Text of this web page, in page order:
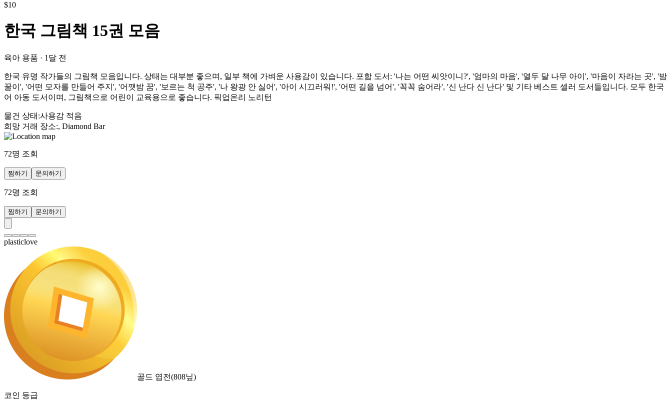
$10
한국 그림책 15권 모음
육아 용품 · 1달 전
한국 유명 작가들의 그림책 모음입니다. 상태는 대부분 좋으며, 일부 책에 가벼운 사용감이 있습니다. 포함 도서: '나는 어떤 씨앗이니?', '엄마의 마음', '열두 달 나무 아이', '마음이 자라는 곳', '밤
꿀이', '어떤 모자를 만들어 주지', '어깻밤 꿈', '보르는 척 공주', '나 왕광 안 싫어', '아이 시끄러워!', '어떤 길을 넘어', '꼭꼭 숨어라', '신 난다 신 난다' 및 기타 베스트 셀러 도서들입니다. 모두 한국
어 아동 도서이며, 그림책으로 어린이 교육용으로 좋습니다. 픽업온리 노리턴
물건 상태 :사용감 적음
희망 거래 장소:, Diamond Bar
72명 조회
찜하기 문의하기
72명 조회
찜하기 문의하기
plasticlove
골드 엽전(808닢)
코인 등급